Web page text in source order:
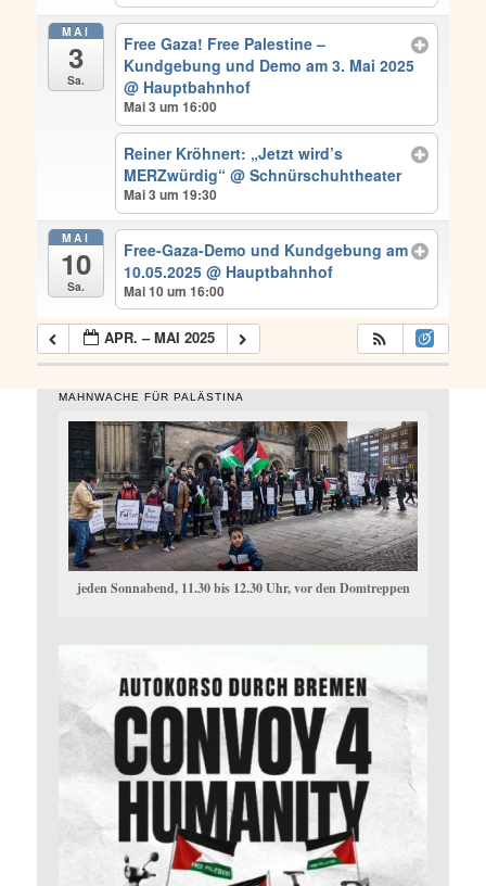
MAI
3
Sa.
Free Gaza! Free Palestine –
Kundgebung und Demo am 3. Mai 2025
@ Hauptbahnhof
Mai 3 um 16:00
Reiner Kröhnert: „Jetzt wird’s
MERZwürdig“@ Schnürschuhtheater
Mai 3 um 19:30
MAI
10
Sa.
Free-Gaza-Demo und Kundgebung am
10.05.2025@ Hauptbahnhof
Mai 10 um 16:00
APR. – MAI 2025
MAHNWACHE FÜR PALÄSTINA
jeden Sonnabend, 11.30 bis 12.30 Uhr, vor den Domtreppen